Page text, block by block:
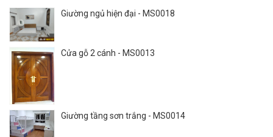
Giường ngủ hiện đại - MS0018
Cửa gỗ 2 cánh - MS0013
Giường tầng sơn trắng - MS0014